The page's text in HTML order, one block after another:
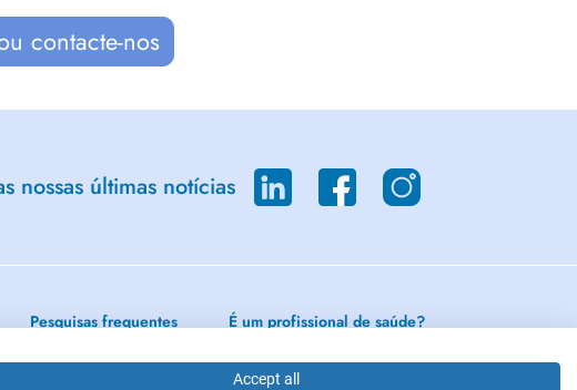
contacte-nos
nossas últimas notícias
Pesquisas frequentes
Oftalmologista - Médico dos
É um profissional de saúde?
Subscrever à Doctena
Accept all